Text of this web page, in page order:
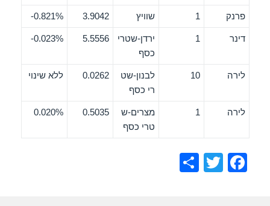
פרנק 1 שוויץ 3.9042
0.821%-
דינר 1
ירדן-שטרי
כסף
5.5556
0.023%-
לירה 10
לבנון-שט
רי כסף
0.0262 ללא שינוי
לירה 1
מצרים-ש
טרי כסף
0.5035
0.020%
F
T